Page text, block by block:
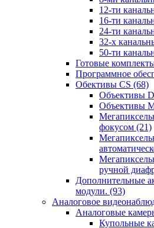
12-ти
16-ти
24-ти
32-х
50-ти
Готовые
Программное
Обективы CS (68)
Объективы
Объективы
фокусом (21)
ручной
Дополнительные
модули. (93)
Аналоговое
Аналоговые
Купольные